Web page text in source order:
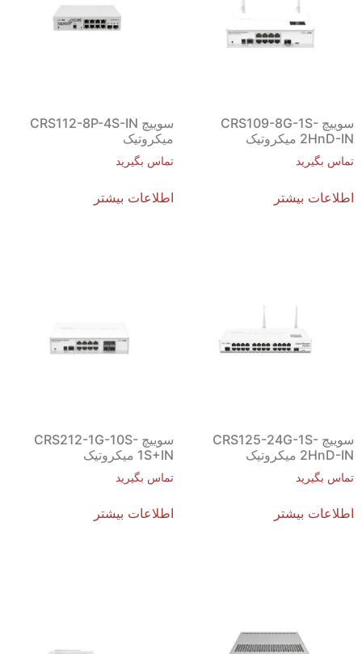
سوییچ CRS109-8G-1S-
2HnD-IN میکروتیک
تماس بگیرید
اطلاعات بیشتر
سوییچ CRS112-8P-4S-IN
میکروتیک
تماس بگیرید
اطلاعات بیشتر
سوییچ CRS125-24G-1S-
2HnD-IN میکروتیک
تماس بگیرید
اطلاعات بیشتر
سوییچ CRS212-1G-10S-
1S+IN میکروتیک
تماس بگیرید
اطلاعات بیشتر